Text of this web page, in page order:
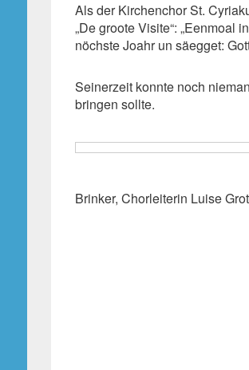
Als der Kirchenchor St.
„De groote Visite“: „Eenmoal
nöchste Joahr un säegget:
Seinerzeit konnte noch
bringen sollte.
Brinker, Chorleiterin Luise